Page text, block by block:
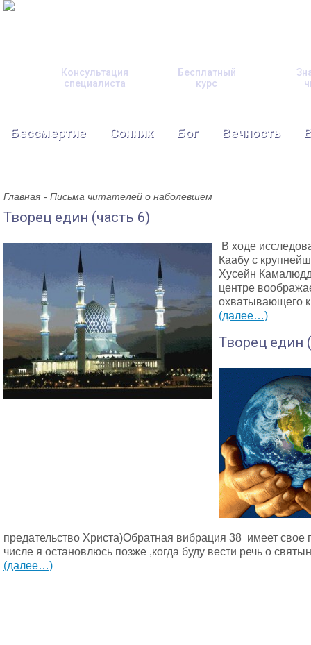
Консультация
специалиста
Бесплатный
курс
Бессмертие Сонник Бог Вечность
Главная Письма читателей о наболевшем
Творец един (часть 6)
В ходе
Каабу с
Хусейн
центре
охватывающего
(далее…)
Творец един
предательство Христа)Обратная вибрация 38 имеет
числе я остановлюсь позже ,когда буду вести речь о
(далее…)